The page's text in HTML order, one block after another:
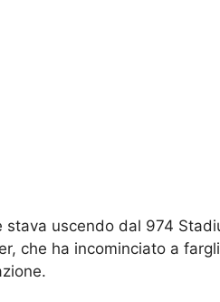
stava uscendo dal 974
che ha incominciato a